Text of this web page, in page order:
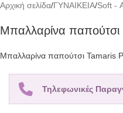
Αρχική σελίδα/ΓΥΝΑΙΚΕΙΑ/Soft -
Μπαλλαρίνα παπούτσι
Μπαλλαρίνα παπούτσι Tamaris
Τηλεφωνικές